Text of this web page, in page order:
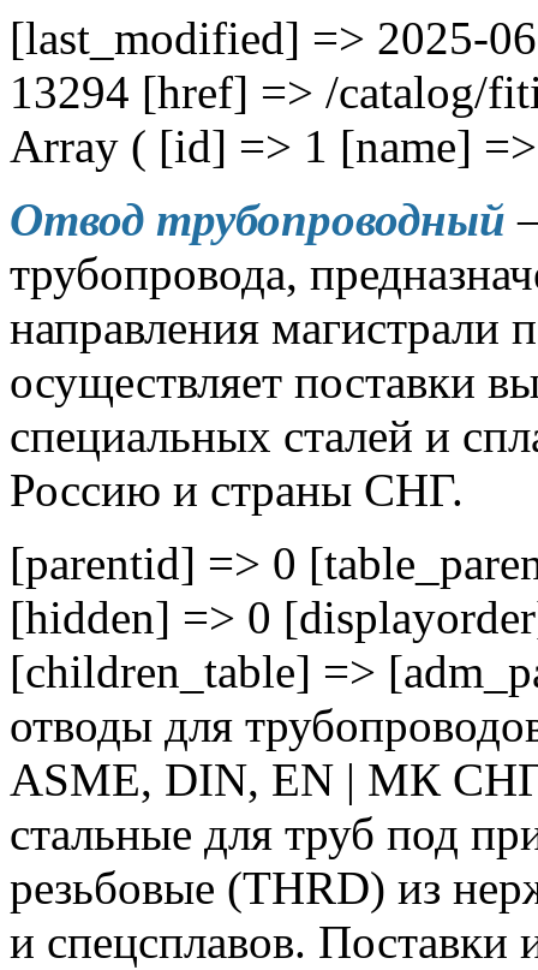
[last_modified] => 2025-
13294 [href] => /catalog/
Array ( [id] => 1 [name]
Отвод трубопроводный
трубопровода,
направления
осуществляет поставки
специальных сталей и
Россию и страны СНГ.
[parentid] => 0
[hidden] => 0
[children_table] =>
отводы для
ASME, DIN, EN | МК
стальные для труб под
резьбовые (THRD) из
и спецсплавов.